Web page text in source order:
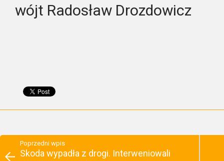
wójt Radosław Drozdowicz
Poprzedni wpis
Skoda wypadła z drogi. Interweniowali